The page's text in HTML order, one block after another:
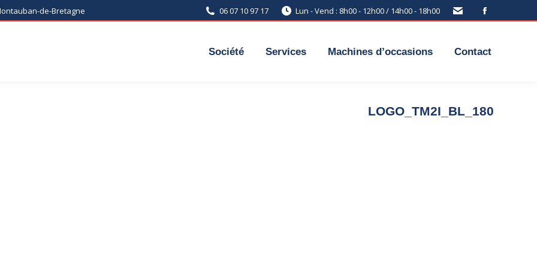
de-Bretagne 06 07 10 97 17 Lun - Vend : 8h00 - 12h00 / 14h00 - 18h00
Société Services Machines d’occasions Contact
LOGO_TM2I_BL_180